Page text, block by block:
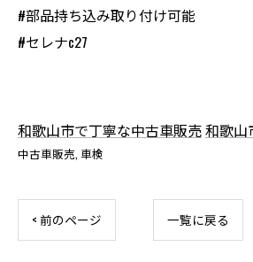
#部品持ち込み取り付け可能
#セレナc27
和歌山市で丁寧な中古車販売和歌山
中古車販売 車検
< 前のページ 一覧に戻る